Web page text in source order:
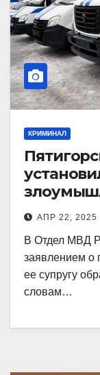
КРИМИНАЛ
АПР 22, 2025
В Отдел МВД
заявлением о
ее супругу
словам…